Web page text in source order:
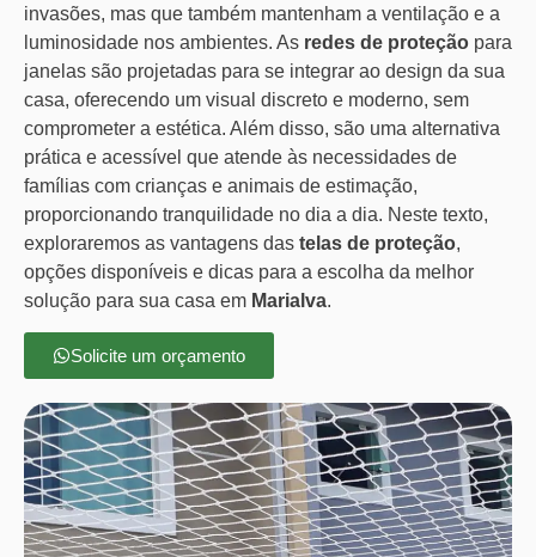
invasões, mas que também mantenham a ventilação e a
luminosidade nos ambientes. As redes de proteção para
janelas são projetadas para se integrar ao design da sua
casa, oferecendo um visual discreto e moderno, sem
comprometer a estética. Além disso, são uma alternativa
prática e acessível que atende às necessidades de
famílias com crianças e animais de estimação,
proporcionando tranquilidade no dia a dia. Neste texto,
exploraremos as vantagens das telas de proteção,
opções disponíveis e dicas para a escolha da melhor
solução para sua casa em Marialva.
Solicite um orçamento